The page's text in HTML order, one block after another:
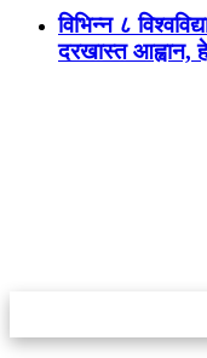
विभिन्न ८
दरखास्त आह्वान,